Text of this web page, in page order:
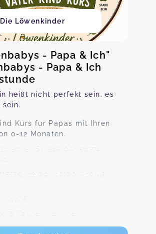
Die Löwenkinder
- Papa & Ich"
- Papa & Ich
heißt nicht perfekt sein. es
sein.
Kurs für Papas mit Ihren
0-12 Monaten.
Straße 9A, 50374
12.09., 10:00 - 10:45
0,00 €
6 TeilnehmerInnen